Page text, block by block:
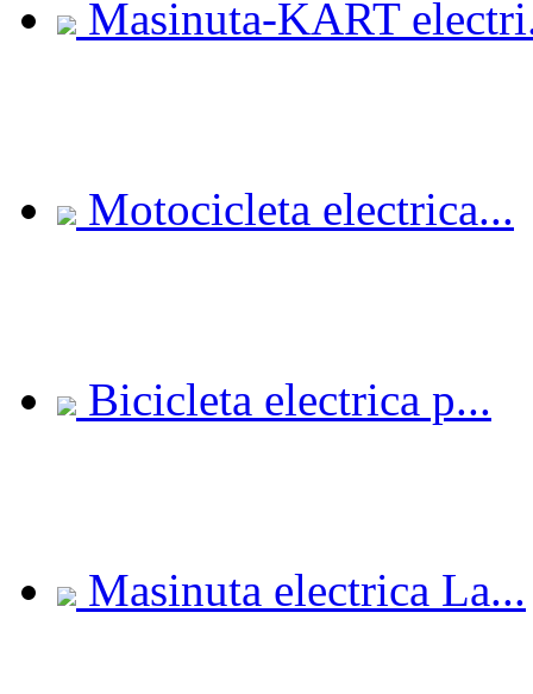
Masinuta-KART
Motocicleta electrica...
Bicicleta electrica p...
Masinuta electrica La...